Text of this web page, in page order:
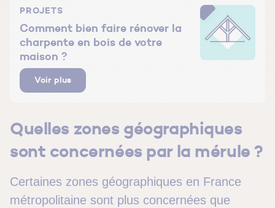
Voir plus
Comment bien faire rénover la
charpente en bois de votre
maison ?
PROJETS
Quelles zones géographiques
sont concernées par la mérule ?
Certaines zones géographiques en France
métropolitaine sont plus concernées que